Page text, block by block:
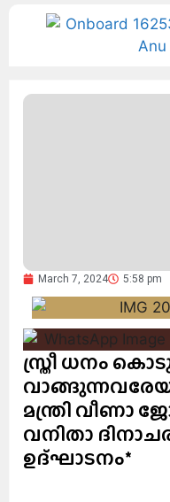
March 7, 2024 5:58 pm
സ്ത്രീ ധനം
മന്ത്രി വീണാ
വനിതാ
ഉദ്ഘാടനം*